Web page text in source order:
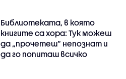
Библиотеката, в която
книгите са хора: Тук можеш
да „прочетеш“ непознат и
да го попиташ всичко